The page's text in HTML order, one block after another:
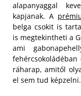
alapanyaggal
kapjanak. A
belga csokit is
is megtekintheti a
ami
ráharap, amitől
el sem tud képzelni.